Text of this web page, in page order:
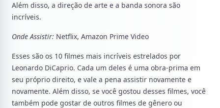
Além disso, a direção de arte e a banda sonora são
incríveis.
Onde Assistir: Netflix, Amazon Prime Video
Esses são os 10 filmes mais incríveis estrelados por
Leonardo DiCaprio. Cada um deles é uma obra-prima em
seu próprio direito, e vale a pena assistir novamente e
novamente. Além disso, se você gostou desses filmes, você
também pode gostar de outros filmes de gênero ou